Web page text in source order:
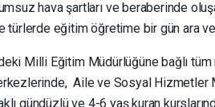
hava şartları ve beraberinde
türlerde eğitim öğretime bir gün ara
Milli Eğitim Müdürlüğüne bağlı
Aile ve Sosyal Hizmetler
gündüzlü ve 4-6 yaş kuran